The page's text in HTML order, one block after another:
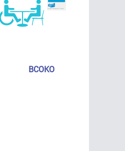
ВСОКО